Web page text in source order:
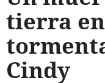
tierra en
Cindy